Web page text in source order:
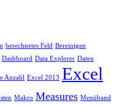
berechnetes Feld Bereinigen
Dashboard Data Explorer Daten
Anzahl Excel 2013 Excel
Makro Measures Menüband